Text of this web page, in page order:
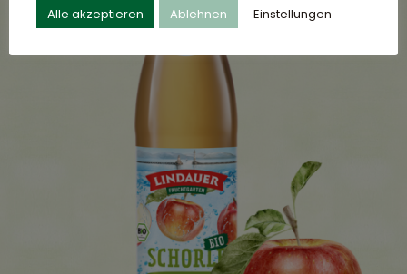
Alle akzeptieren Ablehnen Einstellungen